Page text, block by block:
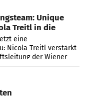
Unique
Treitl in die
eine
Nicola Treitl verstärkt
der Wiener
von Josef Kalina und